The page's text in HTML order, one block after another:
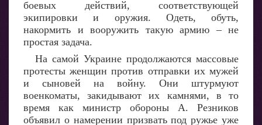
боевых действий, соответствующей
экипировки и оружия. Одеть, обуть,
накормить и вооружить такую армию – не
простая задача.
На самой Украине продолжаются массовые
протесты женщин против отправки их мужей
и сыновей на войну. Они штурмуют
военкоматы, закидывают их камнями, в то
время как министр обороны А. Резников
объявил о намерении призвать под ружье уже